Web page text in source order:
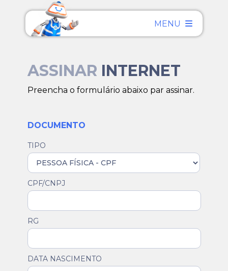
MENU
ASSINAR INTERNET
Preencha o formulário abaixo par assinar.
DOCUMENTO
TIPO
CPF/CNPJ
RG
DATA NASCIMENTO